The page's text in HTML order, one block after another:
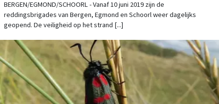
BERGEN/EGMOND/SCHOORL - Vanaf 10 juni 2019 zijn de
reddingsbrigades van Bergen, Egmond en Schoorl weer dagelijks
geopend. De veiligheid op het strand [...]